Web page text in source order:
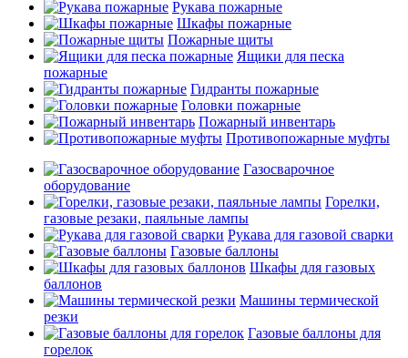
Рукава пожарные
Шкафы пожарные
Пожарные щиты
Ящики для песка
пожарные
Гидранты пожарные
Головки пожарные
Пожарный инвентарь
Противопожарные муфты
Газосварочное
оборудование
Горелки,
газовые резаки, паяльные лампы
Рукава для газовой сварки
Газовые баллоны
Шкафы для газовых
баллонов
Машины термической
резки
Газовые баллоны для
горелок